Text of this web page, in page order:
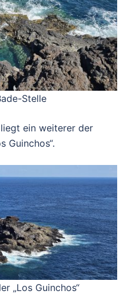
Stelle
ein weiterer der
Guinchos“.
„Los Guinchos“